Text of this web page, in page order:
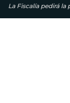
La Fiscalía pedirá la